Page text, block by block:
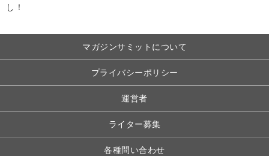
し！
マガジンサミットについて
プライバシーポリシー
運営者
ライター募集
各種問い合わせ